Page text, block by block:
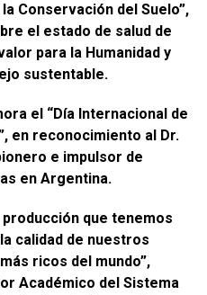
ar
Conservación del Suelo”,
el estado de salud de
para la Humanidad y
sustentable.
el “Día Internacional de
en reconocimiento al Dr.
e impulsor de
en Argentina.
que tenemos
calidad de nuestros
ricos del mundo”,
Académico del Sistema